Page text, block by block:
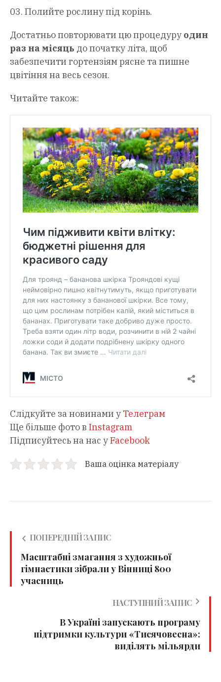
Полийте рослину під корінь.
Достатньо повторювати цю процедуру один
раз на місяць до початку літа, щоб
забезпечити гортензіям рясне та пишне
цвітіння на весь сезон.
Читайте також:
Слідкуйте за новинами у Телеграм
Ще більше фото в Instagram
Підписуйтесь на нас уFacebook
Ваша оцінка матеріалу
ПОПЕРЕДНІЙ ЗАПИС
Масштабні змагання з художньої
гімнастики зібрали у Вінниці 800
учасниць
НАСТУПНИЙ ЗАПИС
В Україні запускають програму
підтримки культури «Тисячовесна»:
виділять мільярди